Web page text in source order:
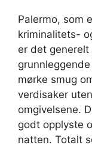
Palermo, som
kriminalitets-
er det
mørke smug
verdisaker
omgivelsene.
godt opplyste
natten. Totalt